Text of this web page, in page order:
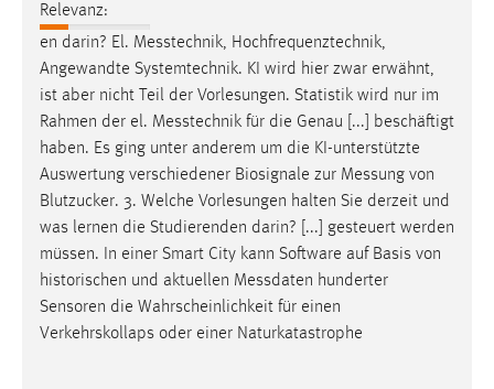
Relevanz:
en darin? El. Messtechnik, Hochfrequenztechnik,
Angewandte Systemtechnik. KI wird hier zwar erwähnt,
ist aber nicht Teil der Vorlesungen. Statistik wird nur im
Rahmen der el. Messtechnik für die Genau [...] beschäftigt
haben. Es ging unter anderem um die KI-unterstützte
Auswertung verschiedener Biosignale zur Messung von
Blutzucker. 3. Welche Vorlesungen halten Sie derzeit und
was lernen die Studierenden darin? [...] gesteuert werden
müssen. In einer Smart City kann Software auf Basis von
historischen und aktuellen Messdaten hunderter
Sensoren die Wahrscheinlichkeit für einen
Verkehrskollaps oder einer Naturkatastrophe
Login
Name:
fe_user, be_user, be_lastLoginProvider
Zweck:
Dieser Cookie ist notwendig um sich an der Website
einloggen zu können.
Cookie Laufzeit:
24 Stunden